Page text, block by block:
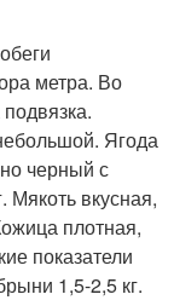
метра. Во
Ягода
черный с
Мякоть вкусная,
плотная,
показатели
1,5-2,5 кг.